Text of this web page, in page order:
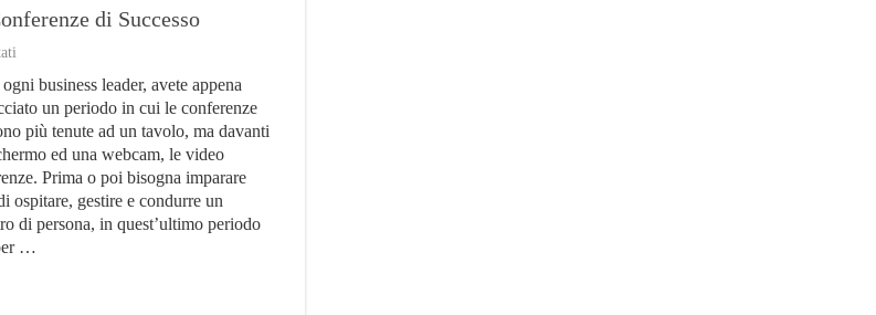
di Successo
Conferenze:
Come
Impostare
Video-
Conferenze
di
Successo
business leader, avete appena
un periodo in cui le conferenze
più tenute ad un tavolo, ma davanti
ed una webcam, le video
Prima o poi bisogna imparare
ospitare, gestire e condurre un
di persona, in quest’ultimo periodo
…